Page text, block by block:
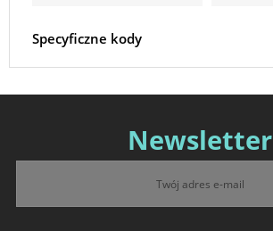
Specyficzne kody
Newsletter